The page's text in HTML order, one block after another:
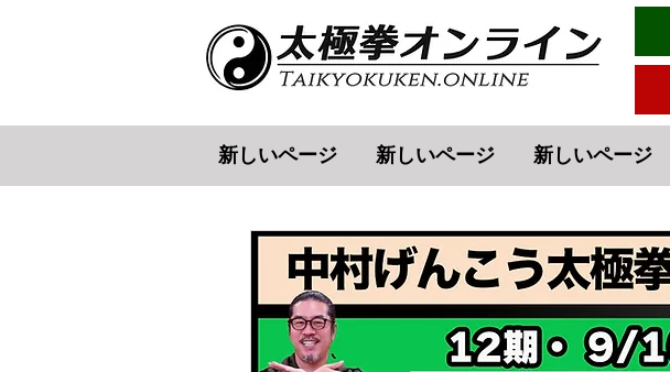
新しいページ 新しいページ 新しいページ